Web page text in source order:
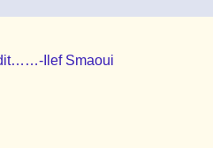
dit……-Ilef Smaoui